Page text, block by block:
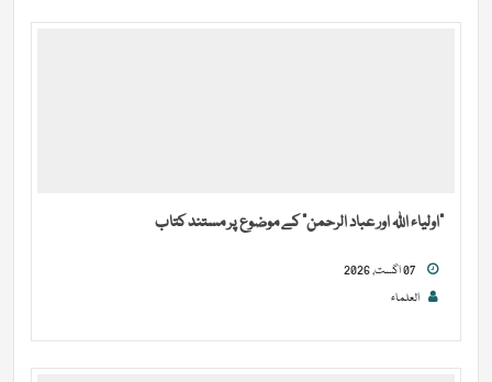
“اولیاء اللہ اور عباد الرحمن” کے موضوع پر مستند کتاب
العلماء